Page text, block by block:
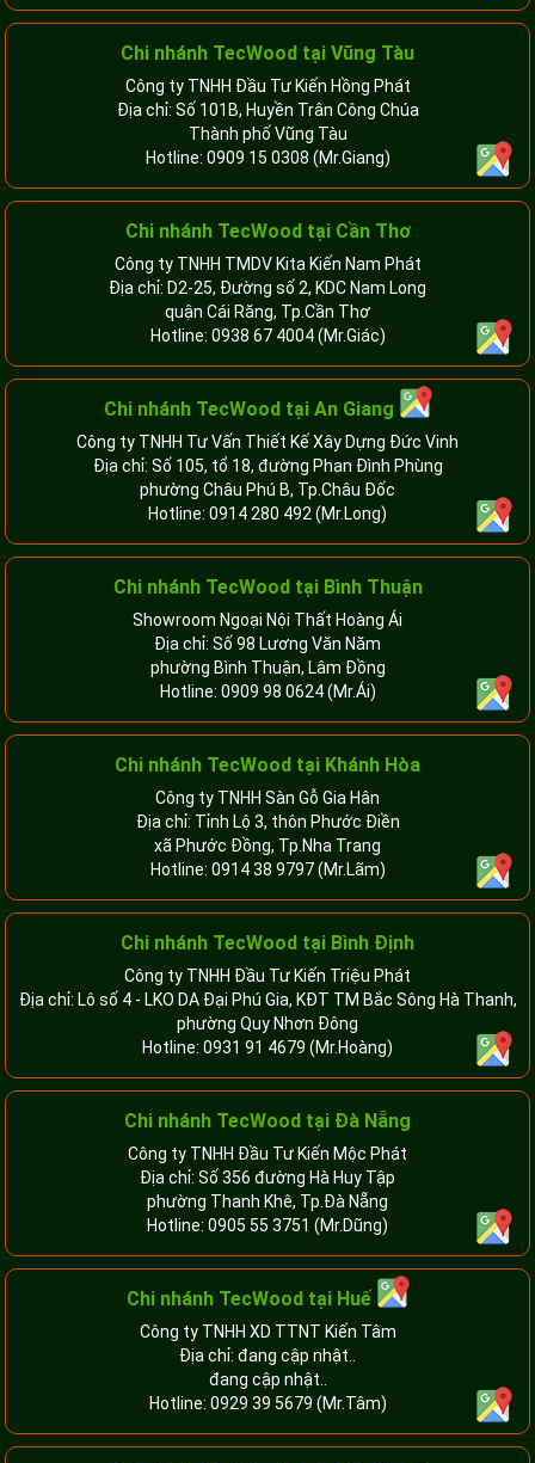
Chi nhánh TecWood tại Vũng Tàu
Công ty TNHH Đầu Tư Kiến Hồng Phát
Địa chỉ: Số 101B, Huyền Trân Công Chúa
Thành phố Vũng Tàu
Hotline: 0909 15 0308 (Mr.Giang)
Chi nhánh TecWood tại Cần Thơ
Công ty TNHH TMDV Kita Kiến Nam Phát
Địa chỉ: D2-25, Đường số 2, KDC Nam Long
quận Cái Răng, Tp.Cần Thơ
Hotline: 0938 67 4004(Mr.Giác)
Chi nhánh TecWood tại An Giang
Công ty TNHH Tư Vấn Thiết Kế Xây Dựng Đức Vinh
Địa chỉ: Số 105, tổ 18, đường Phan Đình Phùng
phường Châu Phú B, Tp.Châu Đốc
Hotline: 0914 280 492 (Mr.Long)
Chi nhánh TecWood tại Bình Thuận
Showroom Ngoại Nội Thất Hoàng Ái
Địa chỉ: Số 98 Lương Văn Năm
phường Bình Thuận, Lâm Đồng
Hotline: 0909 98 0624(Mr.Ái)
Chi nhánh TecWood tại Khánh Hòa
Công ty TNHH Sàn Gỗ Gia Hân
Địa chỉ: Tỉnh Lộ 3, thôn Phước Điền
xã Phước Đồng, Tp.Nha Trang
Hotline: 0914 38 9797(Mr.Lãm)
Chi nhánh TecWood tại Bình Định
Công ty TNHH Đầu Tư Kiến Triệu Phát
Địa chỉ: Lô số 4 - LKO DA Đại Phú Gia, KĐT TM Bắc Sông Hà Thanh,
phường Quy Nhơn Đông
Hotline: 0931 91 4679 (Mr.Hoàng)
Chi nhánh TecWood tại Đà Nẵng
Công ty TNHH Đầu Tư Kiến Mộc Phát
Địa chỉ: Số 356 đường Hà Huy Tập
phường Thanh Khê, Tp.Đà Nẵng
Hotline: 0905 55 3751 (Mr.Dũng)
Chi nhánh TecWood tại Huế
Công ty TNHH XD TTNT Kiến Tâm
Địa chỉ: đang cập nhật..
đang cập nhật..
Hotline: 0929 39 5679 (Mr.Tâm)